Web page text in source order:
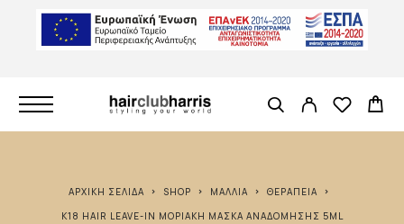
ΑΡΧΙΚΉ ΣΕΛΊΔΑ SHOP ΜΑΛΛΙΆ
ΘΕΡΑΠΕΊΑ
K18 HAIR LEAVE-IN ΜΟΡΙΑΚΉ ΜΆΣΚΑ ΑΝΑΔΌΜΗΣΗΣ 5ML